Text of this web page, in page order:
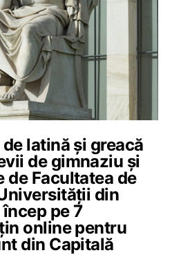
latină și greacă
de gimnaziu și
de Facultatea de
din
pe 7
online pentru
din Capitală